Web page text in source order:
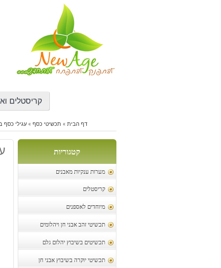
קריסטלים
דף הבית » תכשיטי כסף »עגילי כסף
קטגוריות
מערות ענקיות מאבנים
קריסטלים
מיוחדים לאספנים
תכשיטי זהב אבני חן ויהלומים
תכשיטים בשיבוץ יהלום גלם
תכשיטי יוקרה בשיבוץ אבני חן